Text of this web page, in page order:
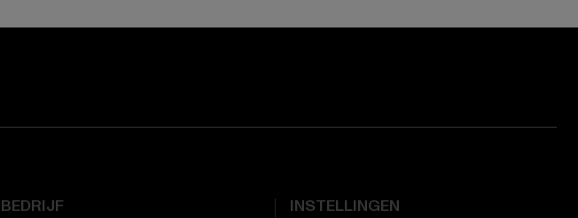
BEDRIJF INSTELLINGEN